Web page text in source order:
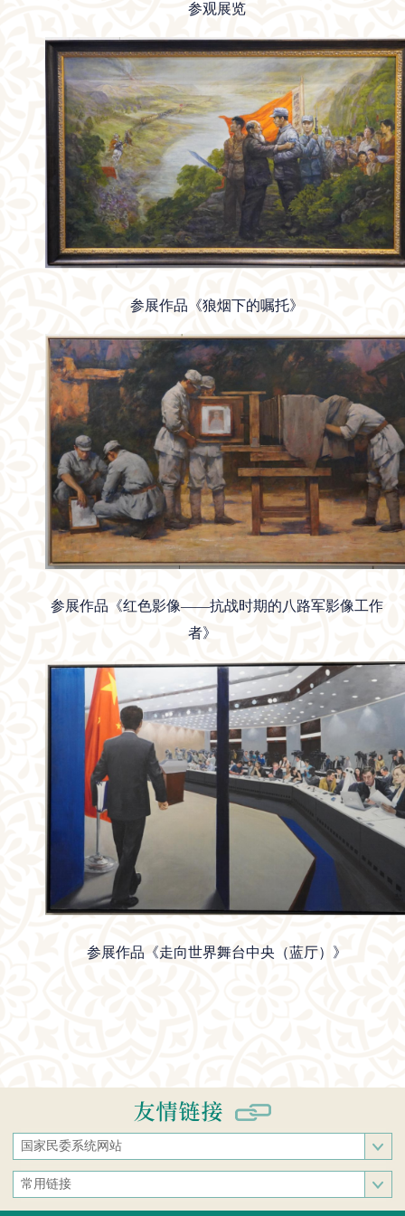
参观展览
参展作品《狼烟下的嘱托》
参展作品《红色影像——抗战时期的八路军影像工作
者》
参展作品《走向世界舞台中央（蓝厅）》
国家民委系统网站
国家民族事务委员会
中央民族大学
常用链接
中央统战部